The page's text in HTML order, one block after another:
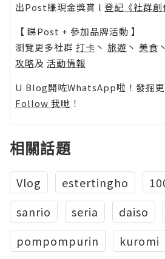
出Post賺現金獎賞 l 登記《社群創
【 睇Post + 參加品牌活動 】
瀏覽更多社群 打卡 丶 旅遊 丶 美食 丶
攻略及 活動情報
U Blog開咗WhatsApp啦！發掘更
Follow 我哋 ！
相關話題
Vlog estertingho
sanrio
seria daiso
pompompurin
kuromi